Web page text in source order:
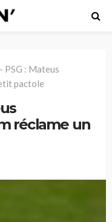
PSG : Mateus
pactole
réclame un